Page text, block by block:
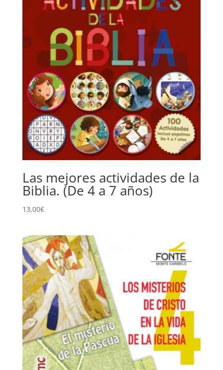
Las mejores actividades de la
Biblia. (De 4 a 7 años)
13,00€